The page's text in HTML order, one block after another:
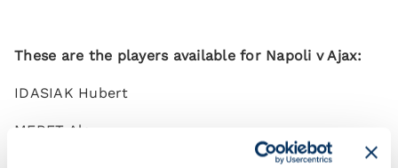
These are the players available for Napoli v Ajax:
IDASIAK Hubert
MERET Alex